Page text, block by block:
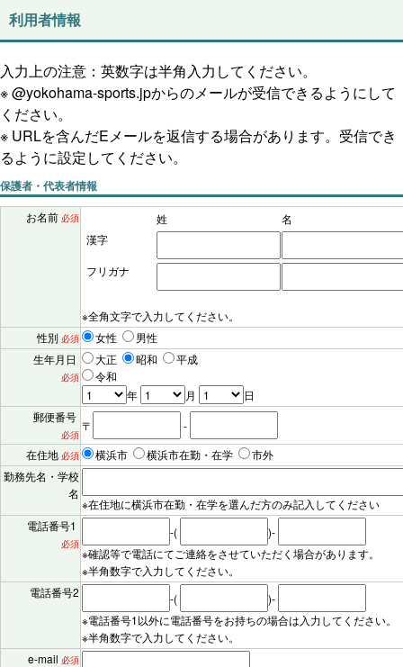
利用者情報
入力上の注意：英数字は半角入力してください。
※ @yokohama-sports.jpからのメールが受信できるようにして
ください。
※ URLを含んだEメールを返信する場合があります。受信でき
るように設定してください。
保護者・代表者情報
お名前 必須 姓
名
漢字
フリガナ
※全角文字で入力してください。
性別 必須 女性
男性
生年月日
必須
大正 昭和
平成
令和
年
月
日
郵便番号
必須
〒
-
在住地 必須 横浜市 横浜市在勤・在学
市外
勤務先名・学校
名
※在住地に横浜市在勤・在学を選んだ方のみ記入してください
電話番号1
必須
-(
)-
※確認等で電話にてご連絡をさせていただく場合があります。
※半角数字で入力してください。
電話番号2
-(
)-
※電話番号1以外に電話番号をお持ちの場合は入力してください。
※半角数字で入力してください。
e-mail 必須